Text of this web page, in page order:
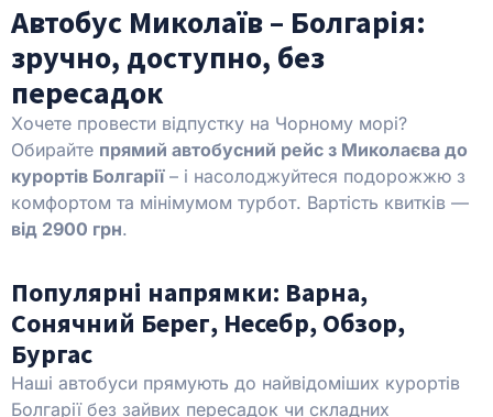
Автобус Миколаїв – Болгарія:
зручно, доступно, без
пересадок
Хочете провести відпустку на Чорному морі?
Обирайте прямий автобусний рейс з Миколаєва до
курортів Болгарії– і насолоджуйтеся подорожжю з
комфортом та мінімумом турбот. Вартість квитків —
від 2900 грн.
Популярні напрямки: Варна,
Сонячний Берег, Несебр, Обзор,
Бургас
Наші автобуси прямують до найвідоміших курортів
Болгарії без зайвих пересадок чи складних